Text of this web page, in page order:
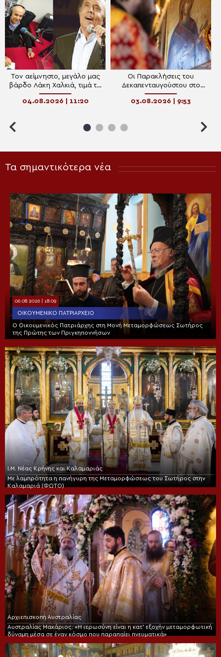
Τον αείμνηστο, μεγάλο μας
βάρδο Λάκη Χαλκιά, τιμά το
διαδικτυακό ραδιόφωνο της
«Πεμπτουσίας»
04.08.2026 | 11:20
Οι Παρακλήσεις του
Δεκαπενταυγούστου στο
Ραδιόφωνο της Πεμπτουσίας
03.08.2026 | 9:53
Τα σημαντικότερα νέα
06.08.2026 | 18:09
ΟΙΚΟΥΜΕΝΙΚΌ ΠΑΤΡΙΑΡΧΕΊΟ
Ο Οικουμενικός Πατριάρχης στη Μονή Μεταμορφώσεως Σωτήρος
της Πρώτης των Πριγκηποννήσων
Ι.Μ. Νέας Κρήνης και Καλαμαριάς
Με λαμπρότητα η πανήγυρη της Μεταμορφώσεως του Σωτήρος στην
Καλαμαριά (ΦΩΤΟ)
Αρχιεπισκοπή Αυστραλίας
Αυστραλίας Μακάριος: «Η ιερωσύνη είναι η κατ’ εξοχήν μεταμορφωτική
δύναμη μέσα σε έναν κόσμο που παραπαίει πνευματικά»